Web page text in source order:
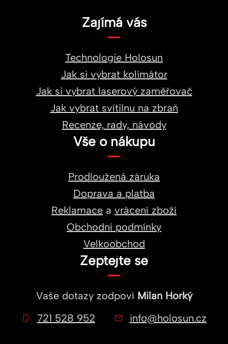
Zajímá vás
Technologie Holosun
Jak si vybrat kolimátor
Jak si vybrat laserový zaměřovač
Jak vybrat svítilnu na zbraň
Recenze, rady, návody
Vše o nákupu
Prodloužená záruka
Doprava a platba
Reklamace a vrácení zboží
Obchodní podmínky
Velkoobchod
Zeptejte se
Vaše dotazy zodpoví Milan Horký
721 528 952
info@holosun.cz